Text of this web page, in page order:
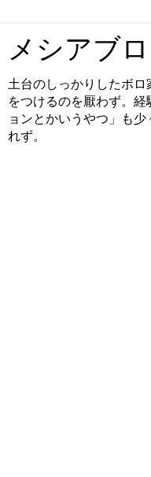
メシアブ
土台のしっかりしたボ
をつけるのを厭わず。
ョンとかいうやつ」も
れず。